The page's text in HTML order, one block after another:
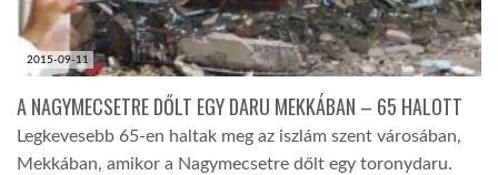
2015-09-11
A NAGYMECSETRE DŐLT EGY DARU MEKKÁBAN – 65 HALOTT
Legkevesebb 65-en haltak meg az iszlám szent városában,
Mekkában, amikor a Nagymecsetre dőlt egy toronydaru.